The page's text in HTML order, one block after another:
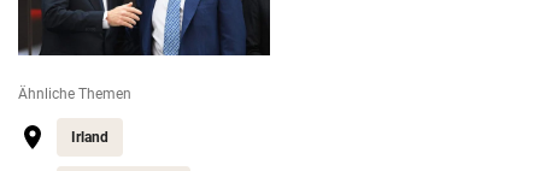
Ähnliche Themen
Irland